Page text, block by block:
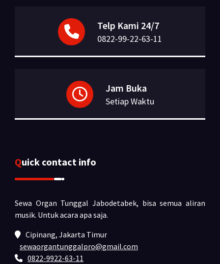
Telp Kami 24/7
0822-99-22-63-11
Jam Buka
Setiap Waktu
Quick contact info
Sewa Organ Tunggal Jabodetabek, bisa semua aliran
musik. Untuk acara apa saja.
Cipinang, Jakarta Timur
sewaorgantunggalpro@gmail.com
0822-9922-63-11